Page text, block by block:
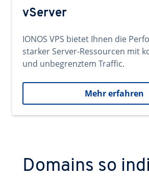
vServer
IONOS VPS bietet Ihnen die
starker Server-Ressourcen mit
und unbegrenztem Traffic.
Mehr erfahren
Domains so